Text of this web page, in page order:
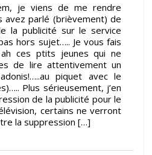
je viens de me rendre
avez parlé (brièvement) de
la publicité sur le service
hors sujet….. Je vous fais
ces ptits jeunes qui ne
de lire attentivement un
piquet avec le
Plus sérieusement, j’en
de la publicité pour le
certains ne verront
la suppression […]